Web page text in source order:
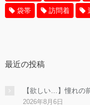
袋帯 訪問着
最近の投稿
【欲しい…】憧れの
2026年8月6日